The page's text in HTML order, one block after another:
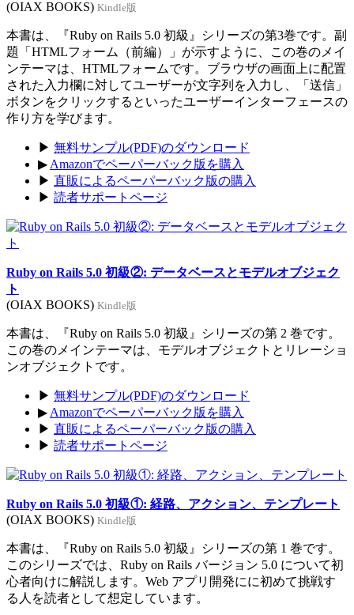
(OIAX BOOKS) Kindle版
本書は、『Ruby on Rails 5.0 初級』シリーズの第3巻です。副
題「HTMLフォーム（前編）」が示すように、この巻のメイ
ンテーマは、HTMLフォームです。ブラウザの画面上に配置
された入力欄に対してユーザーが文字列を入力し、「送信」
ボタンをクリックするといったユーザーインターフェースの
作り方を学びます。
▶ 無料サンプル(PDF)のダウンロード
▶ Amazonでペーパーバック版を購入
▶ 直販によるペーパーバック版の購入
▶ 読者サポートページ
Ruby on Rails 5.0 初級②: データベースとモデルオブジェク
ト
(OIAX BOOKS) Kindle版
本書は、『Ruby on Rails 5.0 初級』シリーズの第 2 巻です。
この巻のメインテーマは、モデルオブジェクトとリレーショ
ンオブジェクトです。
▶ 無料サンプル(PDF)のダウンロード
▶ Amazonでペーパーバック版を購入
▶ 直販によるペーパーバック版の購入
▶ 読者サポートページ
Ruby on Rails 5.0 初級①: 経路、アクション、テンプレート
(OIAX BOOKS) Kindle版
本書は、『Ruby on Rails 5.0 初級』シリーズの第 1 巻です。
このシリーズでは、Ruby on Rails バージョン 5.0 について初
心者向けに解説します。Web アプリ開発にに初めて挑戦す
る人を読者として想定しています。